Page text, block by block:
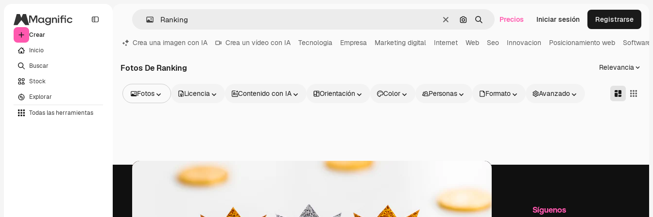
Crear
Inicio
Buscar
Stock
Explorar
Todas las herramientas
BorrarBuscar por imagen
BuscarPrecios Iniciar sesión Registrarse
Crea una imagen con IA Crea un vídeo con IA Tecnologia Empresa Marketing digital Internet Web Seo Innovacion Posicionamiento web Software
Fotos De Ranking Relevancia
Fotos
Vídeos
Motion graphics
Plantillas de vídeos
Licencia Contenido con IA Orientación Color Personas Formato Avanzado
Productos Información útil Empresa Síguenos